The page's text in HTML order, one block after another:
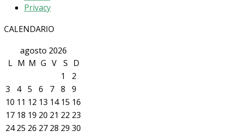
Privacy
CALENDARIO
agosto 2026
L M M G V S D
1
2
3
4 5 6 7 8
9
10 11 12 13 14 15 16
17 18 19 20 21 22 23
24 25 26 27 28 29 30